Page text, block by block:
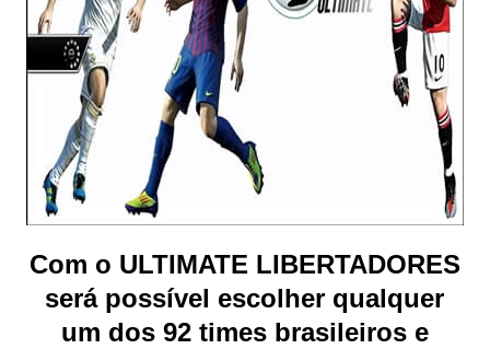
Com o ULTIMATE LIBERTADORES
será possível escolher qualquer
um dos 92 times brasileiros e